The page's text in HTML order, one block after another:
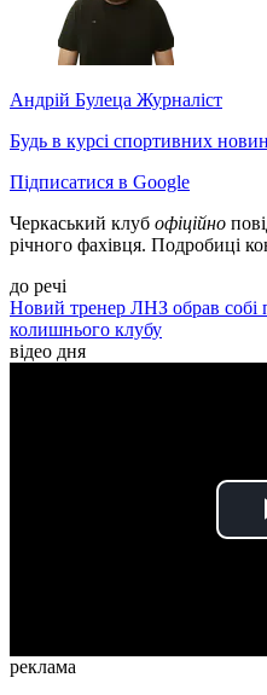
Андрій Булеца Журналіст
Будь в курсі спортивних
Підписатися в Google
Черкаський клуб офіційно
річного фахівця. Подробиці
до речі
Новий тренер ЛНЗ обрав собі
колишнього клубу
відео дня
реклама